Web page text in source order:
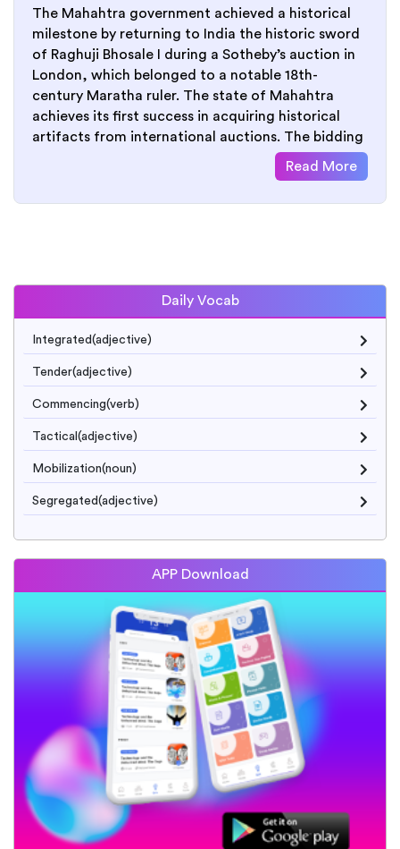
The Mahahtra government achieved a historical
milestone by returning to India the historic sword
of Raghuji Bhosale I during a Sotheby’s auction in
London, which belonged to a notable 18th-
century Maratha ruler. The state of Mahahtra
achieves its first success in acquiring historical
artifacts from international auctions. The bidding
Read More
Daily Vocab
Integrated(adjective)
Tender(adjective)
Commencing(verb)
Tactical(adjective)
Mobilization(noun)
Segregated(adjective)
APP Download